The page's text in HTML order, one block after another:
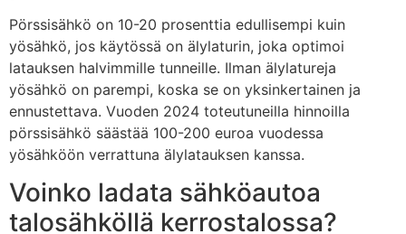
Pörssisähkö on 10-20 prosenttia edullisempi kuin
yösähkö, jos käytössä on älylaturin, joka optimoi
latauksen halvimmille tunneille. Ilman älylatureja
yösähkö on parempi, koska se on yksinkertainen ja
ennustettava. Vuoden 2024 toteutuneilla hinnoilla
pörssisähkö säästää 100-200 euroa vuodessa
yösähköön verrattuna älylatauksen kanssa.
Voinko ladata sähköautoa
talosähköllä kerrostalossa?